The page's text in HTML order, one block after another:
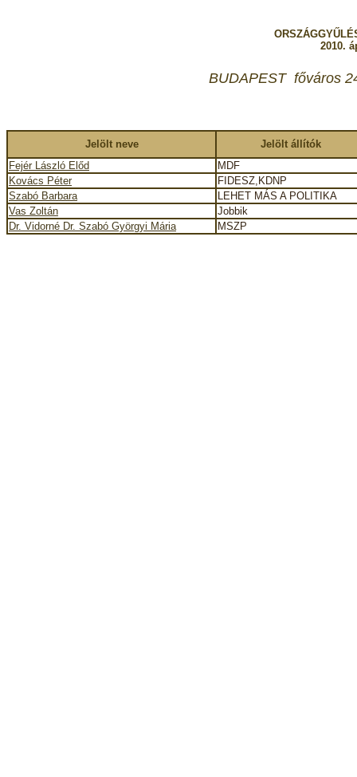
2010.
BUDAPEST főváros
Jelölt neve
Jelölt állítók
Fejér László Előd
MDF
Kovács Péter
FIDESZ,KDNP
Szabó Barbara
LEHET MÁS A POLITIKA
Vas Zoltán
Jobbik
Dr. Vidorné Dr. Szabó Györgyi Mária
MSZP